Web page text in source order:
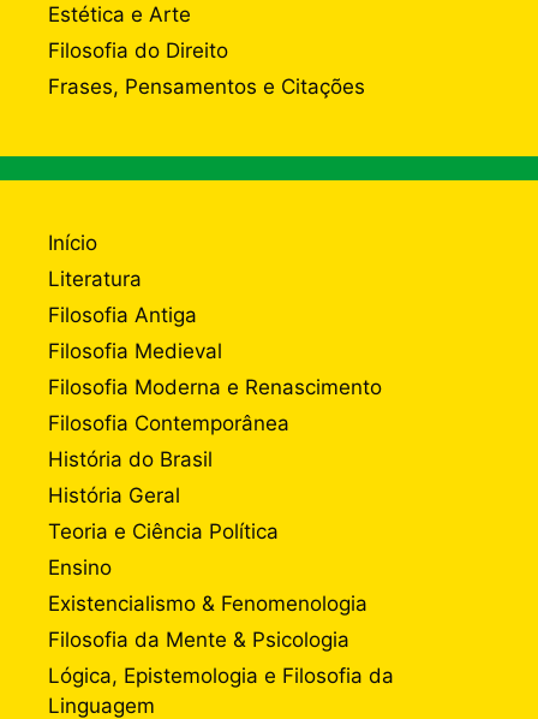
Estética e Arte
Filosofia do Direito
Frases, Pensamentos e Citações
Início
Literatura
Filosofia Antiga
Filosofia Medieval
Filosofia Moderna e Renascimento
Filosofia Contemporânea
História do Brasil
História Geral
Teoria e Ciência Política
Ensino
Existencialismo & Fenomenologia
Filosofia da Mente & Psicologia
Lógica, Epistemologia e Filosofia da
Linguagem